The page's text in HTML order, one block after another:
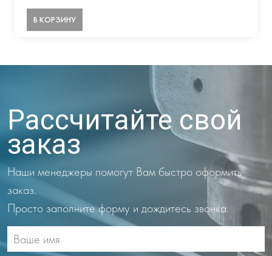
В КОРЗИНУ
Рассчитайте свой
заказ
Наши менеджеры помогут Вам быстро оформить
заказ.
Просто заполните форму и дождитесь звонка.